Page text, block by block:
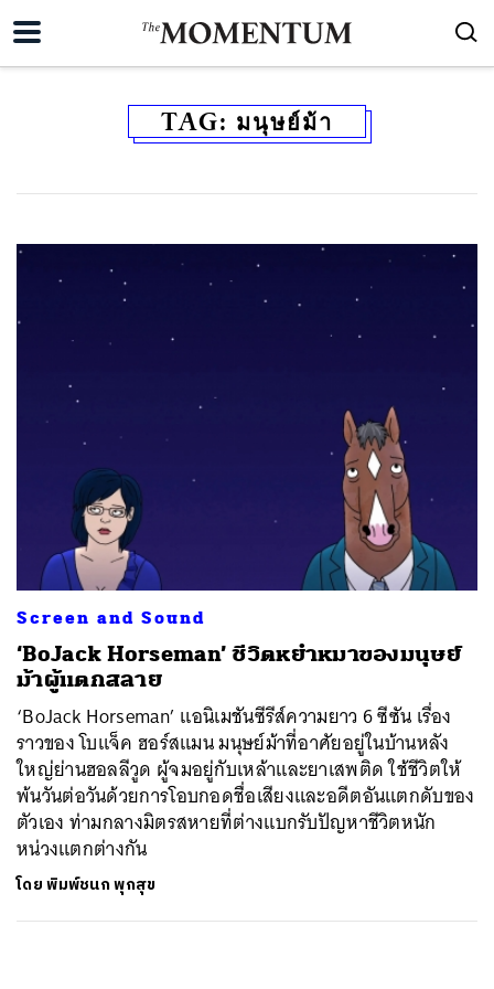
TAG: มนุษย์ม้า
Screen and Sound
‘BoJack Horseman’ ชีวิตหยำหมาของมนุษย์
ม้าผู้แตกสลาย
‘BoJack Horseman’ แอนิเมชันซีรีส์ความยาว 6 ซีซัน เรื่อง
ราวของ โบแจ็ค ฮอร์สแมน มนุษย์ม้าที่อาศัยอยู่ในบ้านหลัง
ใหญ่ย่านฮอลลีวูด ผู้จมอยู่กับเหล้าและยาเสพติด ใช้ชีวิตให้
พ้นวันต่อวันด้วยการโอบกอดชื่อเสียงและอดีตอันแตกดับของ
ตัวเอง ท่ามกลางมิตรสหายที่ต่างแบกรับปัญหาชีวิตหนัก
หน่วงแตกต่างกัน
โดยพิมพ์ชนก พุกสุข
ค้นหา
SHARE TWEET